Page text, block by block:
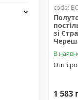
code:
зі
В
Опт і
1 583